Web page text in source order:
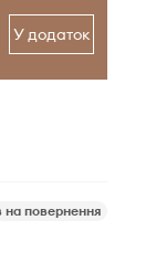
У додаток
на повернення